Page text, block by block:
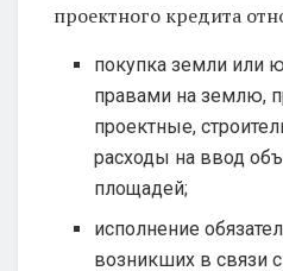
проектного кредита
покупка земли или
правами на землю,
проектные,
расходы на ввод
площадей;
исполнение
возникших в связи